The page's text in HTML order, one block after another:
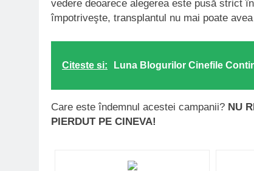
vedere deoarece alegerea este pusă strict
împotriveşte, transplantul nu mai poate
Citeste si: Luna Blogurilor Cinefile
Care este îndemnul acestei campanii? NU
PIERDUT PE CINEVA!